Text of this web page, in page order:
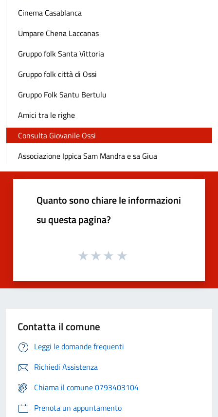
Cinema Casablanca
Umpare Chena Laccanas
Gruppo folk Santa Vittoria
Gruppo folk città di Ossi
Gruppo Folk Santu Bertulu
Amici tra le righe
Consulta Giovanile Ossi
Associazione Ippica Sam Mandra e sa Giua
Quanto sono chiare le informazioni
su questa pagina?
Contatta il comune
Leggi le domande frequenti
Richiedi Assistenza
Chiama il comune 0793403104
Prenota un appuntamento